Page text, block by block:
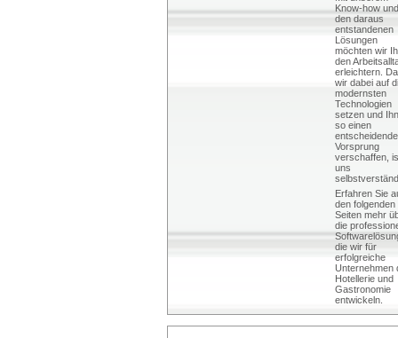
Know-how und
den daraus
entstandenen
Lösungen
möchten wir
den
erleichtern.
wir dabei auf
modernsten
Technologien
setzen und
so einen
Vorsprung
verschaffen,
uns
Erfahren Sie
den folgenden
Seiten mehr
die
die wir für
erfolgreiche
Unternehmen
Hotellerie und
Gastronomie
entwickeln.